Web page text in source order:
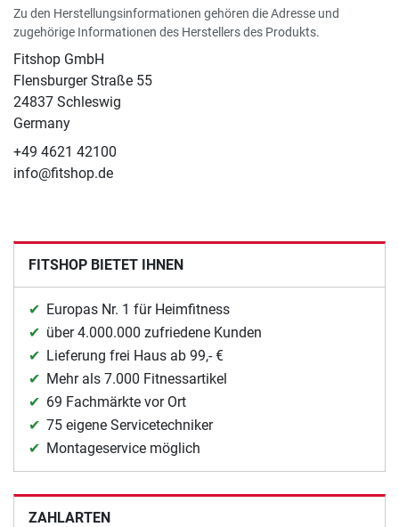
Zu den Herstellungsinformationen gehören die Adresse und
zugehörige Informationen des Herstellers des Produkts.
Fitshop GmbH
Flensburger Straße 55
24837 Schleswig
Germany
+49 4621 42100
info@fitshop.de
FITSHOP BIETET IHNEN
Europas Nr. 1 für Heimfitness
über 4.000.000 zufriedene Kunden
Lieferung frei Haus ab 99,- €
Mehr als 7.000 Fitnessartikel
69 Fachmärkte vor Ort
75 eigene Servicetechniker
Montageservice möglich
ZAHLARTEN